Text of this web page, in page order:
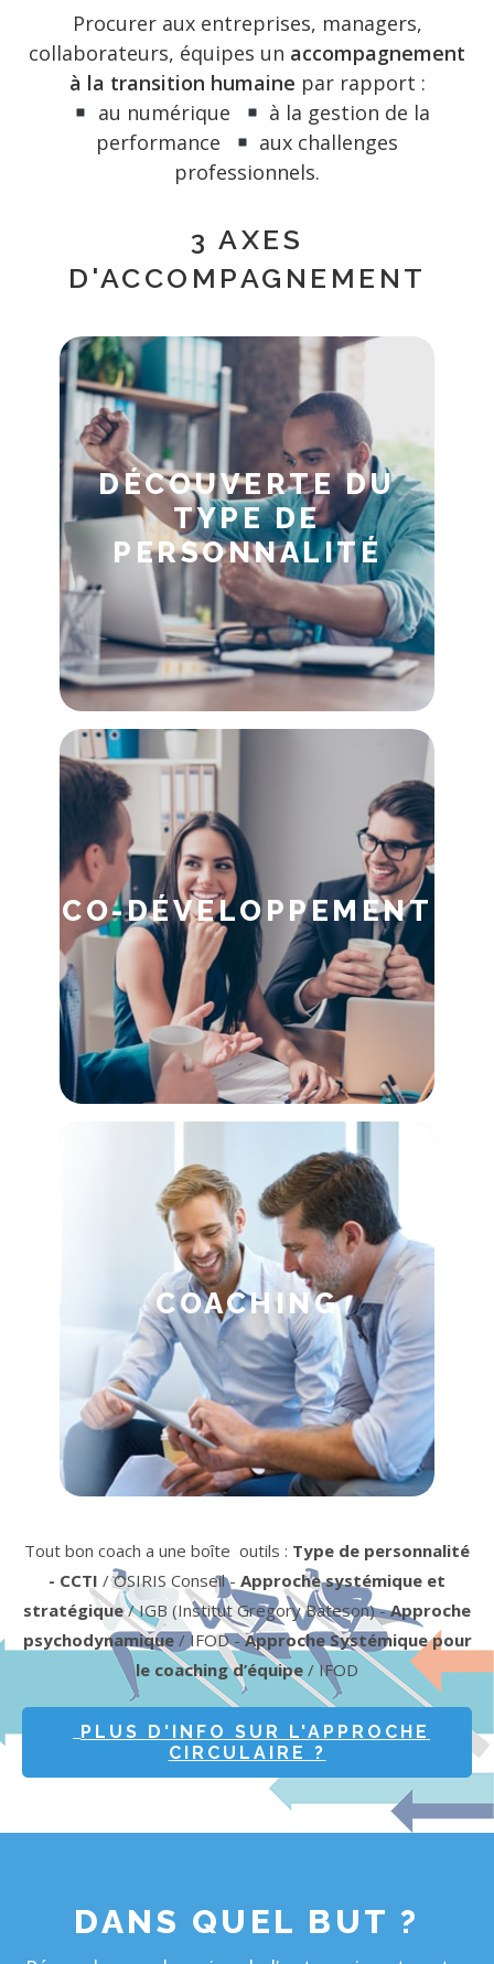
Procurer aux entreprises, managers,
collaborateurs, équipes un accompagnement
à la transition humaine par rapport :
au numérique
à la gestion de la
performance
aux challenges
professionnels.
3 AXES
D'ACCOMPAGNEMENT
DÉCOUVERTE DU
TYPE DE
PERSONNALITÉ
CO-DÉVELOPPEMENT
COACHING
Tout bon coach a une boîte outils : Type de personnalité
- CCTI / OSIRIS Conseil - Approche systémique et
stratégique/ IGB (Institut Gregory Bateson) -Approche
psychodynamique/ IFOD -Approche Systémique pour
le coaching d’équipe / IFOD
PLUS D'INFO SUR L'APPROCHE
CIRCULAIRE ?
DANS QUEL BUT ?